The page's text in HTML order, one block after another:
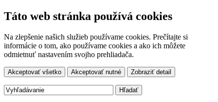
Táto web stránka používá cookies
Na zlepšenie našich služieb používame cookies. Prečítajte si
informácie o tom, ako používame cookies a ako ich môžete
odmietnuť nastavením svojho prehliadača.
Akceptovať všetko Akceptovať nutné Zobraziť detail